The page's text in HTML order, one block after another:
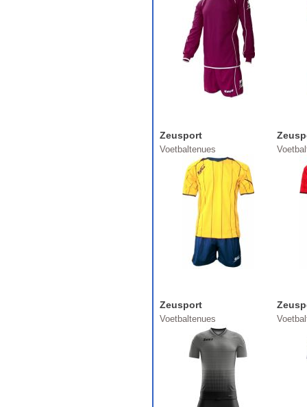
Zeusport
Voetbaltenues
Zeusport
Voetbaltenues